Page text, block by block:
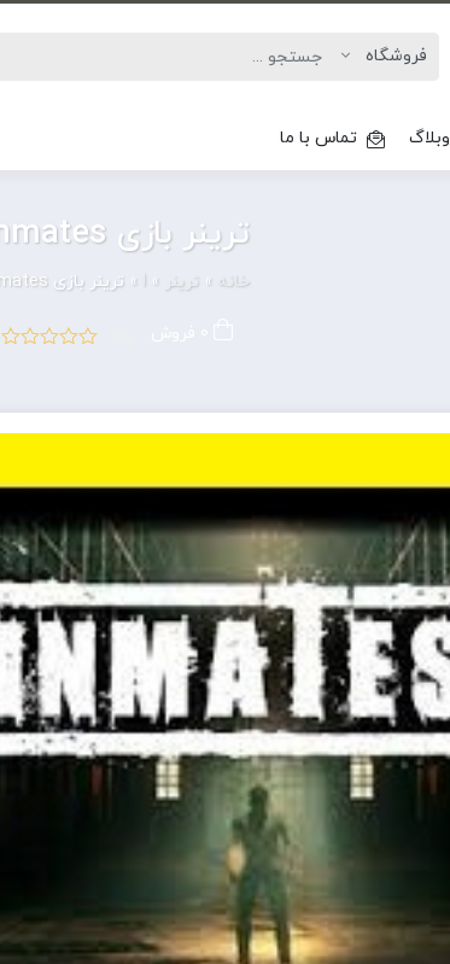
وبلاگ تماس با ما
ترینر بازی Inmates
خانه »ترینر »
»ترینر بازی Inmates